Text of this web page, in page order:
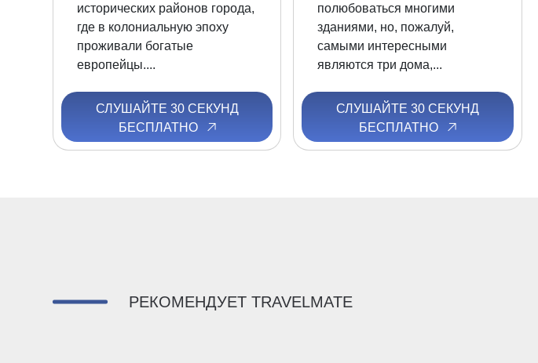
исторических районов города,
где в колониальную эпоху
проживали богатые
европейцы....
СЛУШАЙТЕ 30 СЕКУНД
БЕСПЛАТНО
полюбоваться многими
зданиями, но, пожалуй,
самыми интересными
являются три дома,...
СЛУШАЙТЕ 30 СЕКУНД
БЕСПЛАТНО
РЕКОМЕНДУЕТ TRAVELMATE